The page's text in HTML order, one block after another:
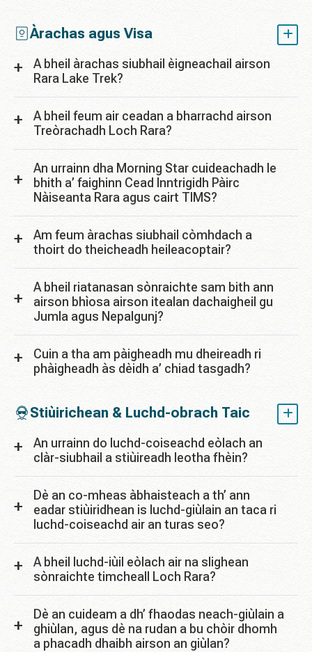
Àrachas agus Visa
A bheil àrachas siubhail èigneachail airson
Rara Lake Trek?
A bheil feum air ceadan a bharrachd airson
Treòrachadh Loch Rara?
An urrainn dha Morning Star cuideachadh le
bhith a’ faighinn Cead Inntrigidh Pàirc
Nàiseanta Rara agus cairt TIMS?
Am feum àrachas siubhail còmhdach a
thoirt do theicheadh ​​heileacoptair?
A bheil riatanasan sònraichte sam bith ann
airson bhìosa airson itealan dachaigheil gu
Jumla agus Nepalgunj?
Cuin a tha am pàigheadh ​​mu dheireadh ri
phàigheadh ​​às dèidh a’ chiad tasgadh?
Stiùirichean & Luchd-obrach Taic
An urrainn do luchd-coiseachd eòlach an
clàr-siubhail a stiùireadh leotha fhèin?
Dè an co-mheas àbhaisteach a th’ ann
eadar stiùiridhean is luchd-giùlain an taca ri
luchd-coiseachd air an turas seo?
A bheil luchd-iùil eòlach air na slighean
sònraichte timcheall Loch Rara?
Dè an cuideam a dh’ fhaodas neach-giùlain a
ghiùlan, agus dè na rudan a bu chòir dhomh
a phacadh dhaibh airson an giùlan?